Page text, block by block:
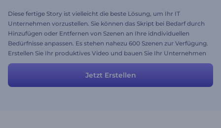
Diese fertige Story ist vielleicht die beste Lösung, um Ihr IT
Unternehmen vorzustellen. Sie können das Skript bei Bedarf durch
Hinzufügen oder Entfernen von Szenen an Ihre idndividuellen
Bedürfnisse anpassen. Es stehen nahezu 600 Szenen zur Verfügung.
Erstellen Sie Ihr produktives Video und bauen Sie Ihr Unternehmen
mit uns aus!
Jetzt Erstellen